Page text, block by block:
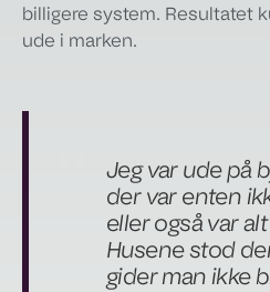
billigere system. Resultatet
ude i marken.
Jeg var ude på
der var enten
eller også var
Husene stod
gider man ikke